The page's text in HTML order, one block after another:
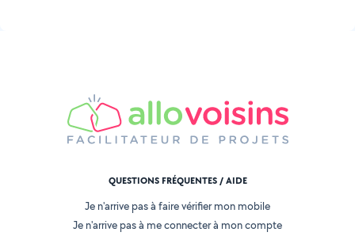
QUESTIONS FRÉQUENTES / AIDE
Je n'arrive pas à faire vérifier mon mobile
Je n'arrive pas à me connecter à mon compte